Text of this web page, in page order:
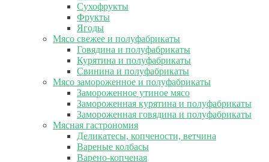
Сухофрукты
Фрукты
Ягоды
Мясо свежее и полуфабрикаты
Говядина и полуфабрикаты
Курятина и полуфабрикаты
Свинина и полуфабрикаты
Мясо замороженное и полуфабрикаты
Замороженное утиное мясо
Замороженная курятина и полуфабрикаты
Замороженная говядина и полуфабрикаты
Мясная гастрономия
Деликатесы, копчености, ветчина
Вареные колбасы
Варено-копченая